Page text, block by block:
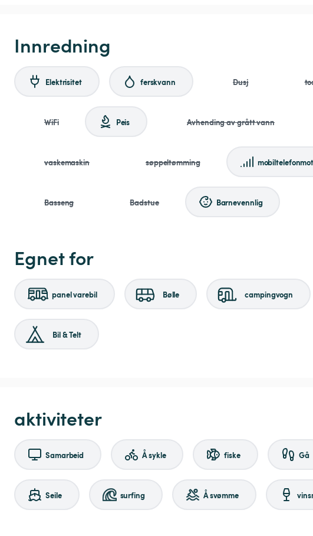
Innredning
Elektrisitet ferskvann Dusj
WiFi Peis Avhending av grått vann
vaskemaskin søppeltømming
Basseng Badstue Barnevennlig
Egnet for
panel varebil Bølle campingvogn
Bil & Telt
aktiviteter
Samarbeid Å sykle fiske Gå
Seile surfing Å svømme